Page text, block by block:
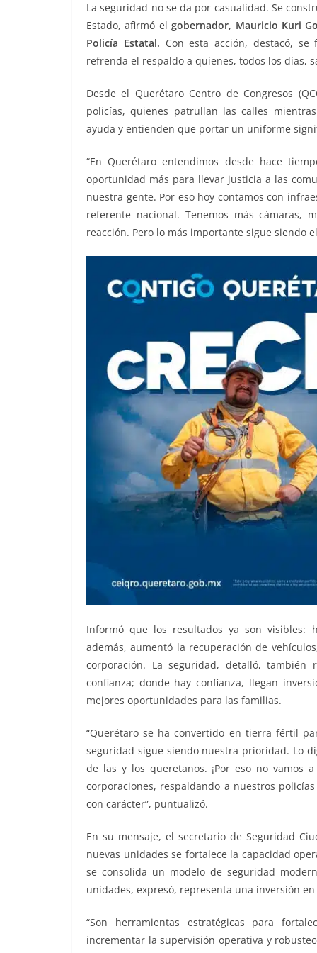
b
o
o
k
t
e
r
l s
A
p
p
L
i
n
k
g
r
a
m
e
La seguridad no se da por casualidad. Se
Estado, afirmó elgobernador, Mauricio Kuri
Policía Estatal. Con esta acción, destacó,
refrenda el respaldo a quienes, todos los días,
Desde el Querétaro Centro de Congresos
policías, quienes patrullan las calles
ayuda y entienden que portar un uniforme
“En Querétaro entendimos desde hace
oportunidad más para llevar justicia a las
nuestra gente. Por eso hoy contamos con
referente nacional. Tenemos más cámaras,
reacción. Pero lo más importante sigue siendo
Informó que los resultados ya son visibles:
además, aumentó la recuperación de
corporación. La seguridad, detalló,
confianza; donde hay confianza, llegan
mejores oportunidades para las familias.
“Querétaro se ha convertido en tierra fértil
seguridad sigue siendo nuestra prioridad. Lo
de las y los queretanos. ¡Por eso no vamos
corporaciones, respaldando a nuestros
con carácter”, puntualizó.
En su mensaje, el secretario de Seguridad
nuevas unidades se fortalece la capacidad
se consolida un modelo de seguridad
unidades, expresó, representa una inversión
“Son herramientas estratégicas para
incrementar la supervisión operativa y